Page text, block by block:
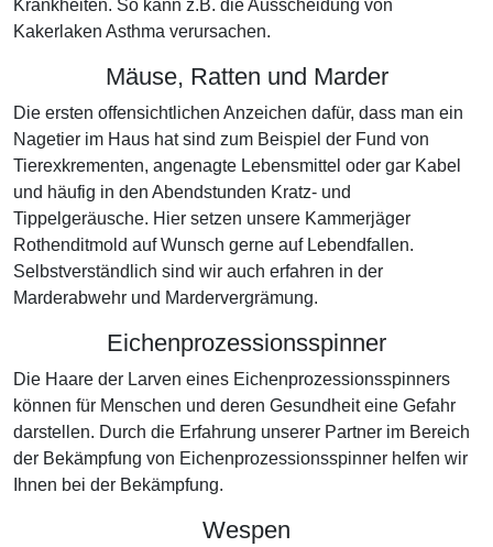
Krankheiten. So kann z.B. die Ausscheidung von
Kakerlaken Asthma verursachen.
Mäuse, Ratten und Marder
Die ersten offensichtlichen Anzeichen dafür, dass man ein
Nagetier im Haus hat sind zum Beispiel der Fund von
Tierexkrementen, angenagte Lebensmittel oder gar Kabel
und häufig in den Abendstunden Kratz- und
Tippelgeräusche. Hier setzen unsere Kammerjäger
Rothenditmold auf Wunsch gerne auf Lebendfallen.
Selbstverständlich sind wir auch erfahren in der
Marderabwehr und Mardervergrämung.
Eichenprozessionsspinner
Die Haare der Larven eines Eichenprozessionsspinners
können für Menschen und deren Gesundheit eine Gefahr
darstellen. Durch die Erfahrung unserer Partner im Bereich
der Bekämpfung von Eichenprozessionsspinner helfen wir
Ihnen bei der Bekämpfung.
Wespen